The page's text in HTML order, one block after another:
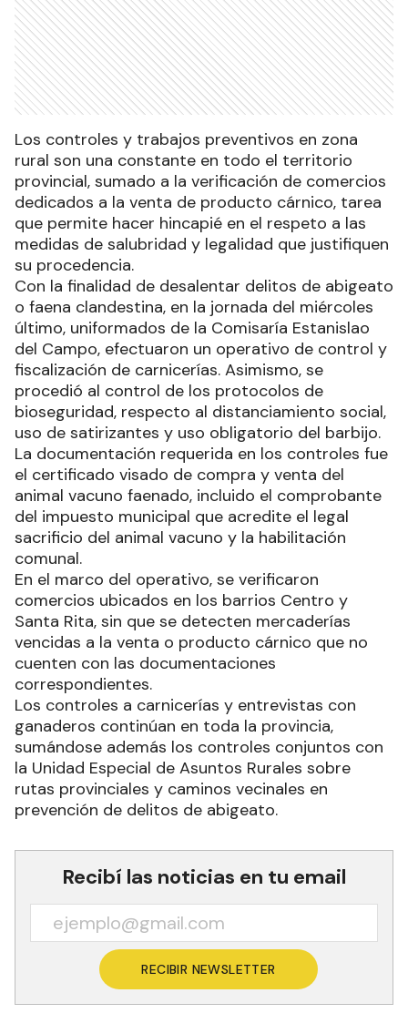
Los controles y trabajos preventivos en zona
rural son una constante en todo el territorio
provincial, sumado a la verificación de comercios
dedicados a la venta de producto cárnico, tarea
que permite hacer hincapié en el respeto a las
medidas de salubridad y legalidad que justifiquen
su procedencia.
Con la finalidad de desalentar delitos de abigeato
o faena clandestina, en la jornada del miércoles
último, uniformados de la Comisaría Estanislao
del Campo, efectuaron un operativo de control y
fiscalización de carnicerías. Asimismo, se
procedió al control de los protocolos de
bioseguridad, respecto al distanciamiento social,
uso de satirizantes y uso obligatorio del barbijo.
La documentación requerida en los controles fue
el certificado visado de compra y venta del
animal vacuno faenado, incluido el comprobante
del impuesto municipal que acredite el legal
sacrificio del animal vacuno y la habilitación
comunal.
En el marco del operativo, se verificaron
comercios ubicados en los barrios Centro y
Santa Rita, sin que se detecten mercaderías
vencidas a la venta o producto cárnico que no
cuenten con las documentaciones
correspondientes.
Los controles a carnicerías y entrevistas con
ganaderos continúan en toda la provincia,
sumándose además los controles conjuntos con
la Unidad Especial de Asuntos Rurales sobre
rutas provinciales y caminos vecinales en
prevención de delitos de abigeato.
Recibí las noticias en tu email
RECIBIR NEWSLETTER